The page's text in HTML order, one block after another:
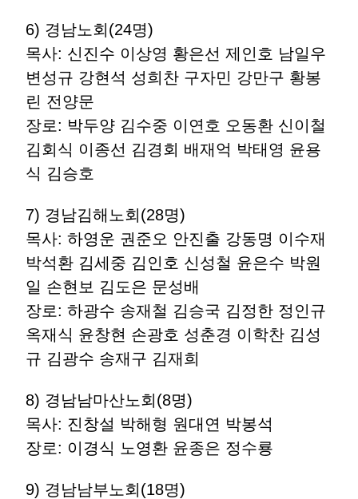
6) 경남노회(24명)
목사: 신진수 이상영 황은선 제인호 남일우
변성규 강현석 성희찬 구자민 강만구 황봉
린 전양문
장로: 박두양 김수중 이연호 오동환 신이철
김회식 이종선 김경회 배재억 박태영 윤용
식 김승호
7) 경남김해노회(28명)
목사: 하영운 권준오 안진출 강동명 이수재
박석환 김세중 김인호 신성철 윤은수 박원
일 손현보 김도은 문성배
장로: 하광수 송재철 김승국 김정한 정인규
옥재식 윤창현 손광호 성춘경 이학찬 김성
규 김광수 송재구 김재희
8) 경남남마산노회(8명)
목사: 진창설 박해형 원대연 박봉석
장로: 이경식 노영환 윤종은 정수룡
9) 경남남부노회(18명)